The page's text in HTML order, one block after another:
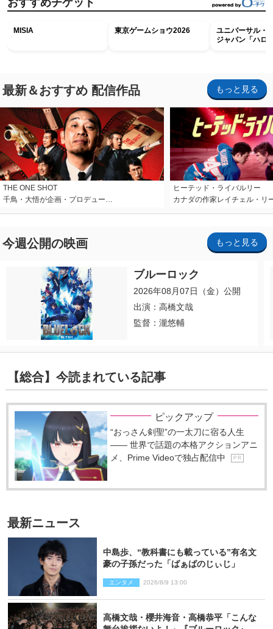
おすすめチケット
MISIA 東京ゲームショウ2026
ユニバーサル・
ジャパン「ハロ
最新＆おすすめ 配信作品 もっと見る
THE ONE SHOT
千鳥・大悟が企画・プロデュー…
ヒーテッド・ライバルリー
カナダの作家レイチェル・リ
今週公開の映画 もっと見る
ブルーロック
2026年08月07日（金）公開
出演：高橋文哉
監督：瀧悠輔
【総合】今読まれている記事
ピックアップ
“おっさん剣聖”の一太刀に宿る人生
―― 世界で話題の本格アクションアニ
メ、Prime Videoで独占配信中
P R
最新ニュース
中島歩、“教科書にも載っている”有名文
豪の子孫だった「ばぁばのじぃじ」
エンタメ 2026/8/9 13:00
高橋文哉・櫻井海音・高橋恭平「こんな